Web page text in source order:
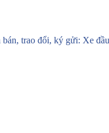
trao đổi, ký gửi: Xe